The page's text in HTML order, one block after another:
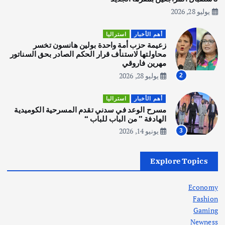
4
المقبل
يوليو 28, 2026
أهم الأخبار ثقافة وفنون
انطلاق ورشة التمثيل في مدينة كلباء الاماراتية
أغسطس 5, 2026
في جذور المشكلة وحلولها المستدامة
يوليو 28, 2026
2
أهم الأخبار استراليا
زعيمة حزب أمة واحدة بولين هانسون تخسر
محاولتها لاستنأف قرار الحكم الصادر بحق السناتور
مهرين فاروقي
يوليو 28, 2026
3
أهم الأخبار استراليا
مسرح الوعد في سدني تقدم المسرحية الكوميدية
الهادفة ” من الباب للباب “
يونيو 14, 2026
Explore Topics
Economy
Fashion
Gaming
Newness